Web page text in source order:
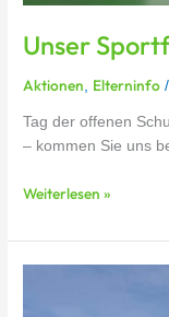
Unser
Aktionen Elterninfo
Tag der offenen
– kommen Sie uns
Weiterlesen »